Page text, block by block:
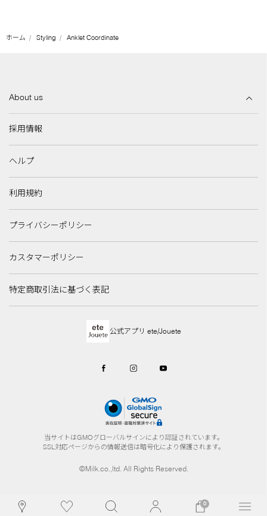
ホーム Styling Anklet Coordinate
About us
採用情報
ヘルプ
利用規約
プライバシーポリシー
カスタマーポリシー
特定商取引法に基づく表記
公式アプリ ete/Jouete
当サイトはGMOグローバルサインにより認証されています。
SSL対応ページからの情報送信は暗号化により保護されます。
©Milk.co.,ltd. All Rights Reserved.
0